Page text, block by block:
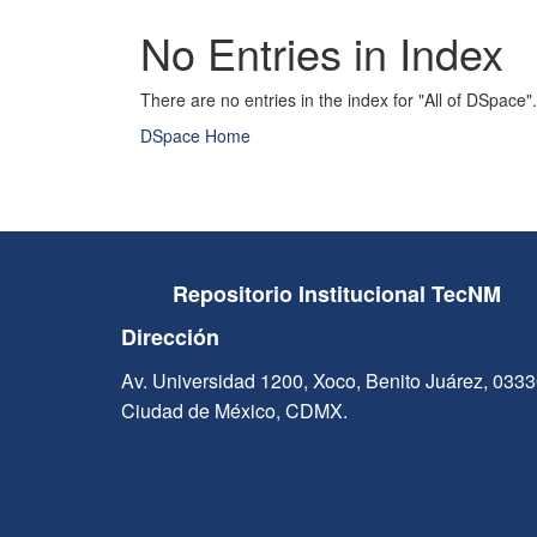
No Entries in Index
There are no entries in the index for "All of DSpace".
DSpace Home
Repositorio Institucional TecNM
Dirección
Av. Universidad 1200, Xoco, Benito Juárez,
Ciudad de México, CDMX.